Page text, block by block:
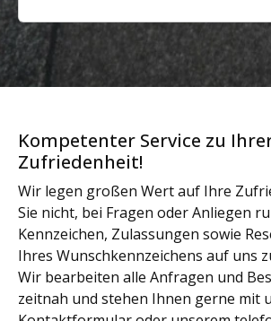
Kompetenter Service zu
Zufriedenheit!
Wir legen großen Wert auf Ihre
Sie nicht, bei Fragen oder Anliegen
Kennzeichen, Zulassungen sowie
Ihres Wunschkennzeichens auf uns
Wir bearbeiten alle Anfragen und
zeitnah und stehen Ihnen gerne mit